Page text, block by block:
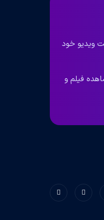
ویدیو خود
فیلم و